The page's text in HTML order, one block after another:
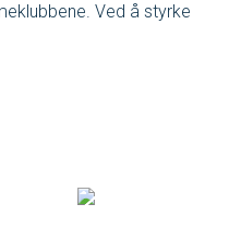
Ved å styrke